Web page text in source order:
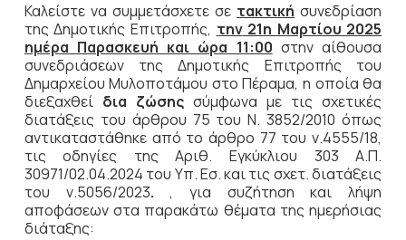
Καλείστε να συμμετάσχετε σε τακτική συνεδρίαση
της Δημοτικής Επιτροπής, την 21η Μαρτίου 2025
ημέρα Παρασκευή και ώρα 11:00 στην αίθουσα
συνεδριάσεων της Δημοτικής Επιτροπής του
Δημαρχείου Μυλοποτάμου στο Πέραμα, η οποία θα
διεξαχθεί δια ζώσης σύμφωνα με τις σχετικές
διατάξεις του άρθρου 75 του Ν. 3852/2010 όπως
αντικαταστάθηκε από το άρθρο 77 του ν.4555/18,
τις οδηγίες της Αριθ. Εγκύκλιου 303 Α.Π.
30971/02.04.2024 του Υπ. Εσ. και τις σχετ. διατάξεις
του ν.5056/2023., για συζήτηση και λήψη
αποφάσεων στα παρακάτω θέματα της ημερήσιας
διάταξης: